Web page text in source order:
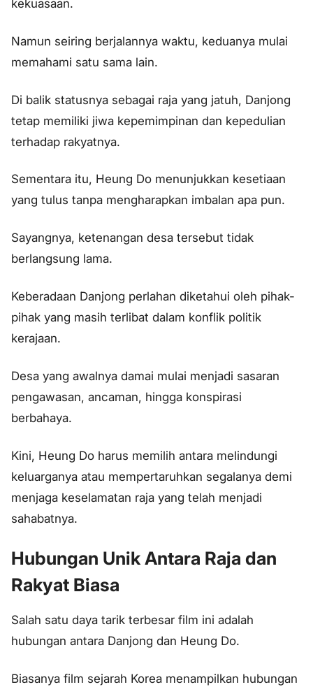
kekuasaan.
Namun seiring berjalannya waktu, keduanya mulai
memahami satu sama lain.
Di balik statusnya sebagai raja yang jatuh, Danjong
tetap memiliki jiwa kepemimpinan dan kepedulian
terhadap rakyatnya.
Sementara itu, Heung Do menunjukkan kesetiaan
yang tulus tanpa mengharapkan imbalan apa pun.
Sayangnya, ketenangan desa tersebut tidak
berlangsung lama.
Keberadaan Danjong perlahan diketahui oleh pihak-
pihak yang masih terlibat dalam konflik politik
kerajaan.
Desa yang awalnya damai mulai menjadi sasaran
pengawasan, ancaman, hingga konspirasi
berbahaya.
Kini, Heung Do harus memilih antara melindungi
keluarganya atau mempertaruhkan segalanya demi
menjaga keselamatan raja yang telah menjadi
sahabatnya.
Hubungan Unik Antara Raja dan
Rakyat Biasa
Salah satu daya tarik terbesar film ini adalah
hubungan antara Danjong dan Heung Do.
Biasanya film sejarah Korea menampilkan hubungan